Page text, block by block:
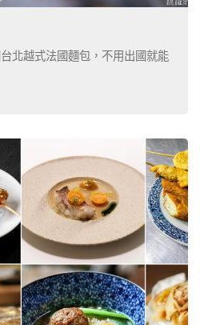
北越式法國麵包，不用出國就能